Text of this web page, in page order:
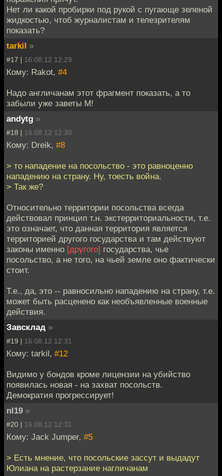
Нет ли какой пробирки под рукой с пугающе зеленой
жидкостью, чтоб журналистам и телезрителям
показать?
tarkil »
#17 | 16.08.12 12:29
Кому: Rakot, #4
Надо англичанам этот фрагмент показать, а то
забыли уже заветы М!
andytg »
#18 | 16.08.12 12:30
Кому: Dreik, #8
> то нападение на посольство - это равноценно
нападению на страну. Ну, тоесть война.
> Так же?
Относительно территории посольства всегда
действовал принцип т.н. экстерриториальности, т.е.
это означает, что данная территория является
территорией другого государства и там действуют
законы именно [другого] государства, чье
посольство, а не того, на чьей земле оно фактически
стоит.
Т.е., да, это -- равносильно нападению на страну, т.е.
может быть расценено как необъявленные военные
действия.
Завсклад »
#19 | 16.08.12 12:31
Кому: tarkil, #12
Видимо у бондов кроме лицензии на убийство
появилась новая - на захват посольств.
Демократия прогрессирует!
nl19 »
#20 | 16.08.12 12:31
Кому: Jack Jumper, #5
> Есть мнение, что посольские зассут и выдадут
Юлиана на растерзание нагличанам